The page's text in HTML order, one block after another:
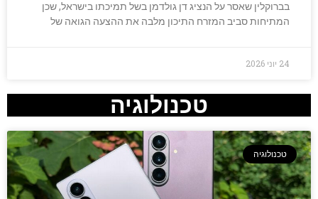
בברוקלין שאסר על הנציג דן גולדמן בשל תמיכתו בישראל, שכן
המתיחות סביב המזרח התיכון מלבה את ההצעה הגואה של
24 יוני 2026
טכנולוגיה
טכנולוגיה